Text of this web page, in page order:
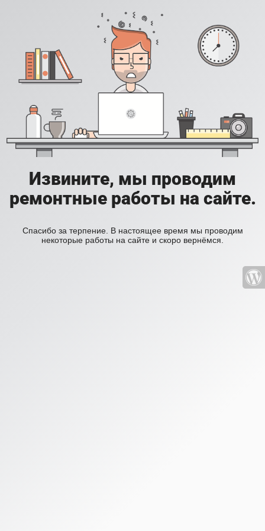
Извините, мы проводим
ремонтные работы на сайте.
Спасибо за терпение. В настоящее время мы проводим
некоторые работы на сайте и скоро вернёмся.